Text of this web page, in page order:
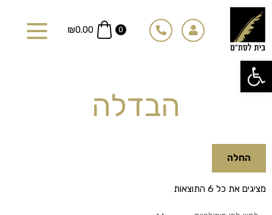
פתח סרגל נגישות
דילוג
לתוכן
0
₪0.00
הבדלה
החלה
מציגים את כל ⁦6⁩ התוצאות